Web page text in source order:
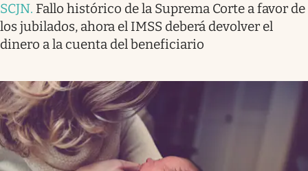
SCJN. Fallo histórico de la Suprema Corte a favor de
los jubilados, ahora el IMSS deberá devolver el
dinero a la cuenta del beneficiario